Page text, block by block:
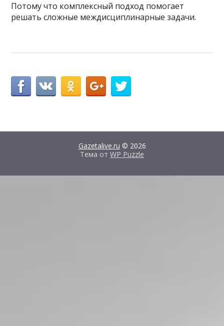
Потому что комплексный подход помогает
решать сложные междисциплинарные задачи.
Gazetalive.ru © 2026
Тема от WP Puzzle